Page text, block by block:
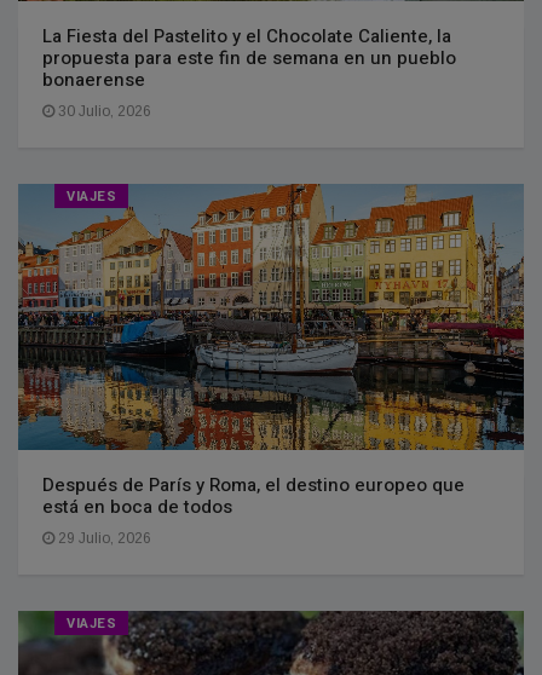
La Fiesta del Pastelito y el Chocolate Caliente, la
propuesta para este fin de semana en un pueblo
bonaerense
30 Julio, 2026
VIAJES
Después de París y Roma, el destino europeo que
está en boca de todos
29 Julio, 2026
VIAJES